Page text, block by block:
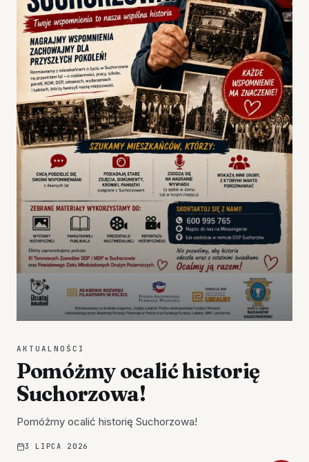
AKTUALNOŚCI
Pomóżmy ocalić historię
Suchorzowa!
Pomóżmy ocalić historię Suchorzowa!
3 LIPCA 2026